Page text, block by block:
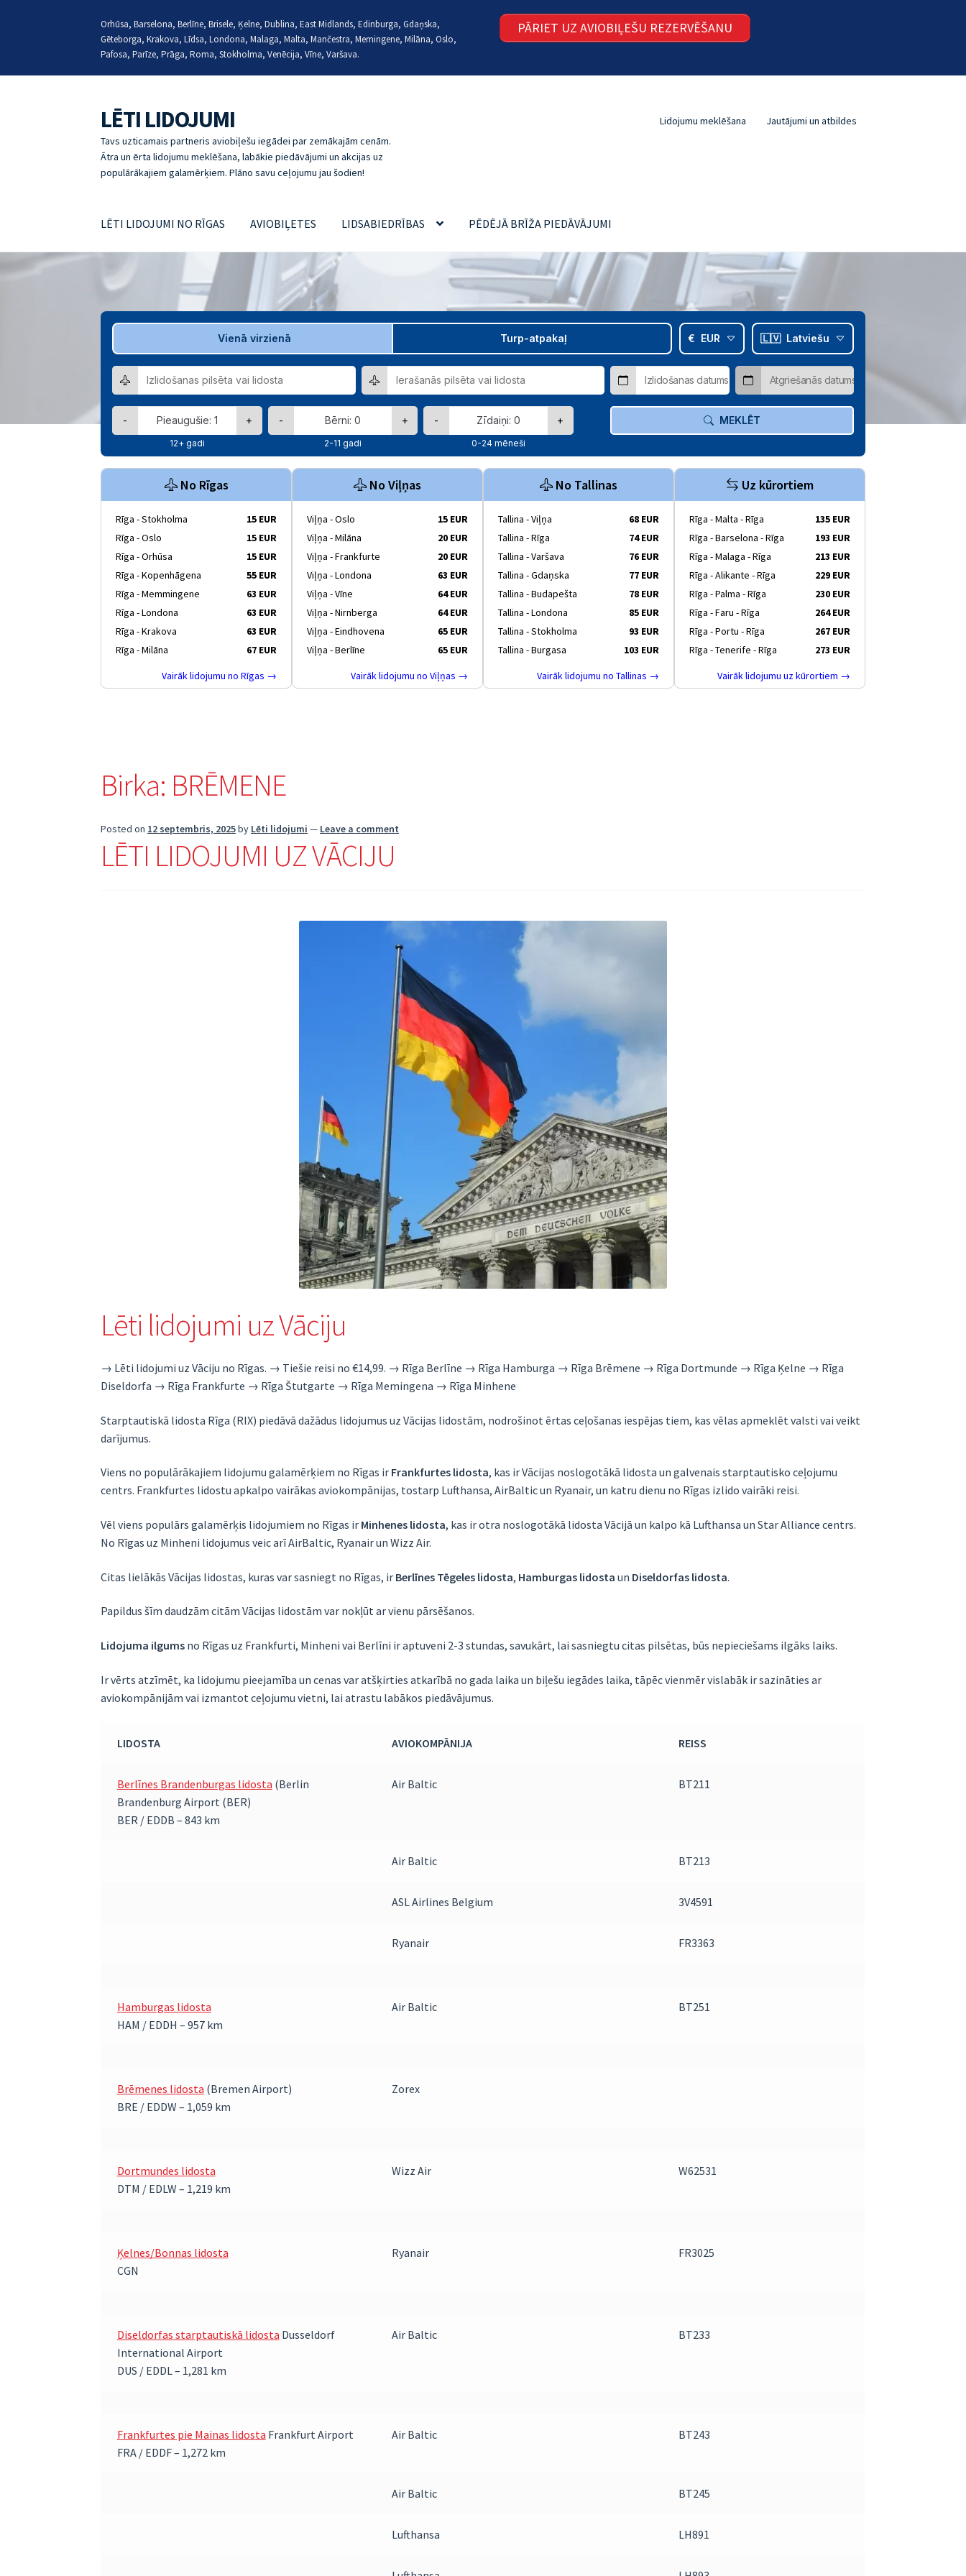
Orhūsa, Barselona, Berlīne, Brisele, Ķelne, Dublina, East Midlands, Edinburga, Gdaņska,
Gēteborga, Krakova, Līdsa, Londona, Malaga, Malta, Mančestra, Memingene, Milāna, Oslo,
Pafosa, Parīze, Prāga, Roma, Stokholma, Venēcija, Vīne, Varšava.
PĀRIET UZ AVIOBIĻEŠU REZERVĒŠANU
Skip
to
navigation
Skip
to
content
LĒTI LIDOJUMI
Tavs uzticamais partneris aviobiļešu iegādei par zemākajām cenām.
Ātra un ērta lidojumu meklēšana, labākie piedāvājumi un akcijas uz
populārākajiem galamērķiem. Plāno savu ceļojumu jau šodien!
Lidojumu meklēšana Jautājumi un atbildes
LĒTI LIDOJUMI NO RĪGAS AVIOBIĻETES LIDSABIEDRĪBAS PĒDĒJĀ BRĪŽA PIEDĀVĀJUMI
LĒTI LIDOJUMI, JAUTĀJUMI UN ATBILDES LĒTI LIDOJUMI, REZERVĒŠANA
Vienā virzienā Turp-atpakaļ € EUR 🇱🇻 Latviešu
- +
12+ gadi
- +
2-11 gadi
- +
0-24 mēneši
MEKLĒT
No Rīgas
Rīga - Stokholma
15 EUR
Rīga - Oslo
15 EUR
Rīga - Orhūsa
15 EUR
Rīga - Kopenhāgena
55 EUR
Rīga - Memmingene
63 EUR
Rīga - Londona
63 EUR
Rīga - Krakova
63 EUR
Rīga - Milāna
67 EUR
Vairāk lidojumu no Rīgas →
No Viļņas
Viļņa - Oslo
15 EUR
Viļņa - Milāna
20 EUR
Viļņa - Frankfurte
20 EUR
Viļņa - Londona
63 EUR
Viļņa - Vīne
64 EUR
Viļņa - Nirnberga
64 EUR
Viļņa - Eindhovena
65 EUR
Viļņa - Berlīne
65 EUR
Vairāk lidojumu no Viļņas →
No Tallinas
Tallina - Viļņa
68 EUR
Tallina - Rīga
74 EUR
Tallina - Varšava
76 EUR
Tallina - Gdaņska
77 EUR
Tallina - Budapešta
78 EUR
Tallina - Londona
85 EUR
Tallina - Stokholma
93 EUR
Tallina - Burgasa
103 EUR
Vairāk lidojumu no Tallinas →
Uz kūrortiem
Rīga - Malta - Rīga
135 EUR
Rīga - Barselona - Rīga
193 EUR
Rīga - Malaga - Rīga
213 EUR
Rīga - Alikante - Rīga
229 EUR
Rīga - Palma - Rīga
230 EUR
Rīga - Faru - Rīga
264 EUR
Rīga - Portu - Rīga
267 EUR
Rīga - Tenerife - Rīga
273 EUR
Vairāk lidojumu uz kūrortiem →
Birka: BRĒMENE
Posted on 12 septembris, 2025by Lēti lidojumi — Leave a comment
LĒTI LIDOJUMI UZ VĀCIJU
Lēti lidojumi uz Vāciju
→ Lēti lidojumi uz Vāciju no Rīgas. → Tiešie reisi no €14,99. → Rīga Berlīne → Rīga Hamburga → Rīga Brēmene → Rīga Dortmunde → Rīga Ķelne → Rīga
Diseldorfa → Rīga Frankfurte → Rīga Štutgarte → Rīga Memingena → Rīga Minhene
Starptautiskā lidosta Rīga (RIX) piedāvā dažādus lidojumus uz Vācijas lidostām, nodrošinot ērtas ceļošanas iespējas tiem, kas vēlas apmeklēt valsti vai veikt
darījumus.
Viens no populārākajiem lidojumu galamērķiem no Rīgas ir Frankfurtes lidosta, kas ir Vācijas noslogotākā lidosta un galvenais starptautisko ceļojumu
centrs. Frankfurtes lidostu apkalpo vairākas aviokompānijas, tostarp Lufthansa, AirBaltic un Ryanair, un katru dienu no Rīgas izlido vairāki reisi.
Vēl viens populārs galamērķis lidojumiem no Rīgas ir Minhenes lidosta, kas ir otra noslogotākā lidosta Vācijā un kalpo kā Lufthansa un Star Alliance centrs.
No Rīgas uz Minheni lidojumus veic arī AirBaltic, Ryanair un Wizz Air.
Citas lielākās Vācijas lidostas, kuras var sasniegt no Rīgas, ir Berlīnes Tēgeles lidosta, Hamburgas lidosta un Diseldorfas lidosta.
Papildus šīm daudzām citām Vācijas lidostām var nokļūt ar vienu pārsēšanos.
Lidojuma ilgums no Rīgas uz Frankfurti, Minheni vai Berlīni ir aptuveni 2-3 stundas, savukārt, lai sasniegtu citas pilsētas, būs nepieciešams ilgāks laiks.
Ir vērts atzīmēt, ka lidojumu pieejamība un cenas var atšķirties atkarībā no gada laika un biļešu iegādes laika, tāpēc vienmēr vislabāk ir sazināties ar
aviokompānijām vai izmantot ceļojumu vietni, lai atrastu labākos piedāvājumus.
LIDOSTA AVIOKOMPĀNIJA REISS
Berlīnes Brandenburgas lidosta (Berlin
Brandenburg Airport (BER)
BER / EDDB – 843 km
Air Baltic BT211
Air Baltic BT213
ASL Airlines Belgium 3V4591
Ryanair FR3363
Hamburgas lidosta
HAM / EDDH – 957 km
Air Baltic BT251
Brēmenes lidosta (Bremen Airport)
BRE / EDDW – 1,059 km
Zorex
Dortmundes lidosta
DTM / EDLW – 1,219 km
Wizz Air W62531
Ķelnes/Bonnas lidosta
CGN
Ryanair FR3025
Diseldorfas starptautiskā lidosta Dusseldorf
International Airport
DUS / EDDL – 1,281 km
Air Baltic BT233
Frankfurtes pie Mainas lidosta Frankfurt Airport
FRA / EDDF – 1,272 km
Air Baltic BT243
Air Baltic BT245
Lufthansa LH891